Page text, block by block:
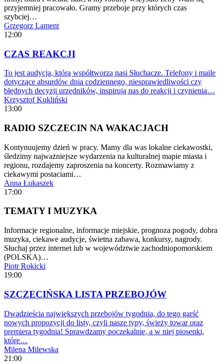
przyjemniej pracowało. Gramy przeboje przy których czas
szybciej…
Grzegorz Lament
12:00
CZAS REAKCJI
To jest audycja, którą współtworzą nasi Słuchacze. Telefony i maile
dotyczące absurdów dnia codziennego, niesprawiedliwości czy
błędnych decyzji urzędników, inspirują nas do reakcji i czynienia…
Krzysztof Kukliński
13:00
RADIO SZCZECIN NA WAKACJACH
Kontynuujemy dzień w pracy. Mamy dla was lokalne ciekawostki,
śledzimy najważniejsze wydarzenia na kulturalnej mapie miasta i
regionu, rozdajemy zaproszenia na koncerty. Rozmawiamy z
ciekawymi postaciami…
Anna Łukaszek
17:00
TEMATY I MUZYKA
Informacje regionalne, informacje miejskie, prognoza pogody, dobra
muzyka, ciekawe audycje, świetna zabawa, konkursy, nagrody.
Słuchaj przez internet lub w województwie zachodniopomorskiem
(POLSKA)…
Piotr Rokicki
19:00
SZCZECIŃSKA LISTA PRZEBOJÓW
Dwadzieścia największych przebojów tygodnia, do tego garść
nowych propozycji do listy, czyli nasze typy, świeży towar oraz
premiera tygodnia! Sprawdzamy poczekalnię, a w niej piosenki,
które…
Milena Milewska
21:00